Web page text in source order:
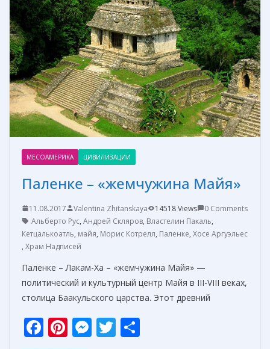
o
k
g
er
в
и
т
ь
МЕСОАМЕРИКА ЦИВИЛИЗАЦИИ
Паленке – «жемчужина Майя»
11.08.2017 Valentina Zhitanskaya 14518 Views
0 Comments
Альберто Рус, Андрей Скляров, Властелин Пакаль,
Кетцалькоатль, майя, Морис Котрелл, Паленке, Хосе Аргуэльес
, Храм Надписей
Паленке – Лакам-Ха – «жемчужина Майя» —
политический и культурный центр Майя в III-VIII веках,
столица Баакульского царства. Этот древний
F Pi M T